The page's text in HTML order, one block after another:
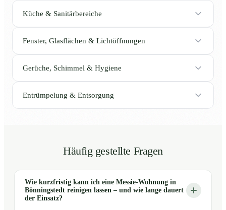
Küche & Sanitärbereiche
Fenster, Glasflächen & Lichtöffnungen
Gerüche, Schimmel & Hygiene
Entrümpelung & Entsorgung
Häufig gestellte Fragen
Wie kurzfristig kann ich eine Messie-Wohnung in
Bönningstedt reinigen lassen – und wie lange dauert
der Einsatz?